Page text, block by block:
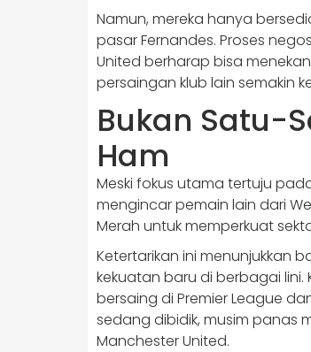
Namun, mereka hanya
pasar Fernandes. Proses
United berharap bisa
persaingan klub lain semakin
Bukan Satu-
Ham
Meski fokus utama tertuju
mengincar pemain lain dari
Merah untuk memperkuat
Ketertarikan ini menunjukkan
kekuatan baru di berbagai
bersaing di Premier League
sedang dibidik, musim panas
Manchester United.